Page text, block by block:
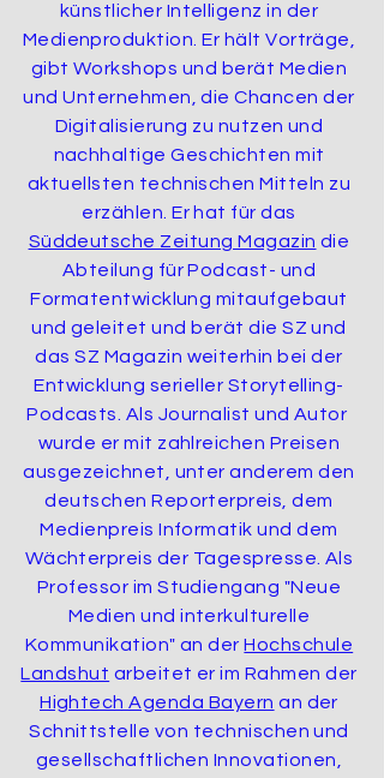
künstlicher Intelligenz in der
Medienproduktion. Er hält Vorträge,
gibt Workshops und berät Medien
und Unternehmen, die Chancen der
Digitalisierung zu nutzen und
nachhaltige Geschichten mit
aktuellsten technischen Mitteln zu
erzählen. Er hat für das
Süddeutsche Zeitung Magazin die
Abteilung für Podcast- und
Formatentwicklung mitaufgebaut
und geleitet und berät die SZ und
das SZ Magazin weiterhin bei der
Entwicklung serieller Storytelling-
Podcasts. Als Journalist und Autor
wurde er mit zahlreichen Preisen
ausgezeichnet, unter anderem den
deutschen Reporterpreis, dem
Medienpreis Informatik und dem
Wächterpreis der Tagespresse. Als
Professor im Studiengang "Neue
Medien und interkulturelle
Kommunikation" an derHochschule
Landshut arbeitet er im Rahmen der
Hightech Agenda Bayern an der
Schnittstelle von technischen und
gesellschaftlichen Innovationen,